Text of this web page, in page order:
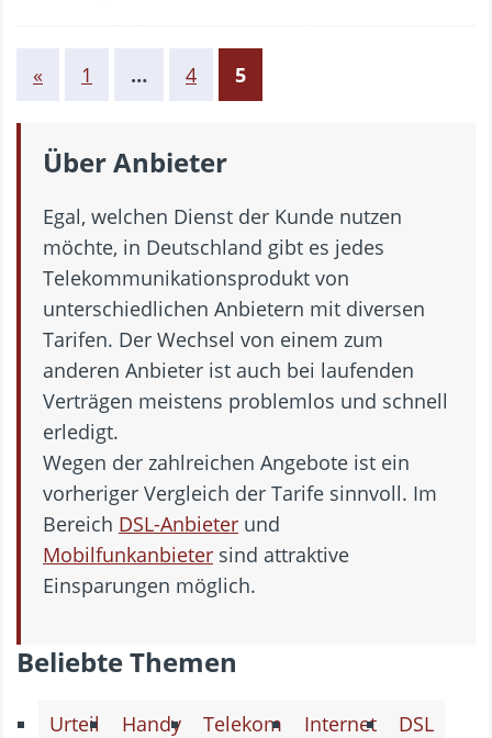
« 1 … 4 5
Über Anbieter
Egal, welchen Dienst der Kunde nutzen
möchte, in Deutschland gibt es jedes
Telekommunikationsprodukt von
unterschiedlichen Anbietern mit diversen
Tarifen. Der Wechsel von einem zum
anderen Anbieter ist auch bei laufenden
Verträgen meistens problemlos und schnell
erledigt.
Wegen der zahlreichen Angebote ist ein
vorheriger Vergleich der Tarife sinnvoll. Im
Bereich DSL-Anbieter und
Mobilfunkanbieter sind attraktive
Einsparungen möglich.
Beliebte Themen
Urteil Handy Telekom Internet
DSL